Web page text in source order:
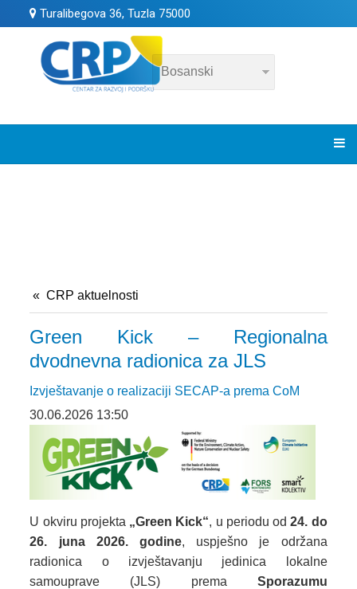
Turalibegova 36, Tuzla 75000
CRP aktuelnosti
Green Kick – Regionalna
dvodnevna radionica za JLS
Izvještavanje o realizaciji SECAP-a prema CoM
30.06.2026 13:50
U okviru projekta „Green Kick“, u periodu od24. do
26. juna 2026. godine, uspješno je održana
radionica o izvještavanju jedinica lokalne
samouprave (JLS) prema Sporazumu